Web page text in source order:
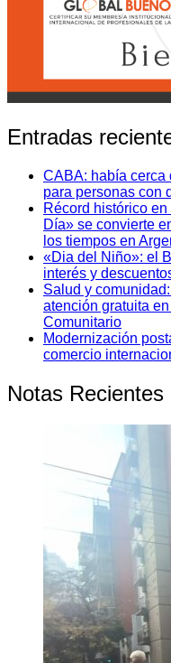
Entradas
CABA: había cerca
para personas con
Récord histórico
Día» se convierte
los tiempos en
«Dia del Niño»: el
interés y
Salud y
atención gratuita
Comunitario
Modernización
comercio
Notas Recientes